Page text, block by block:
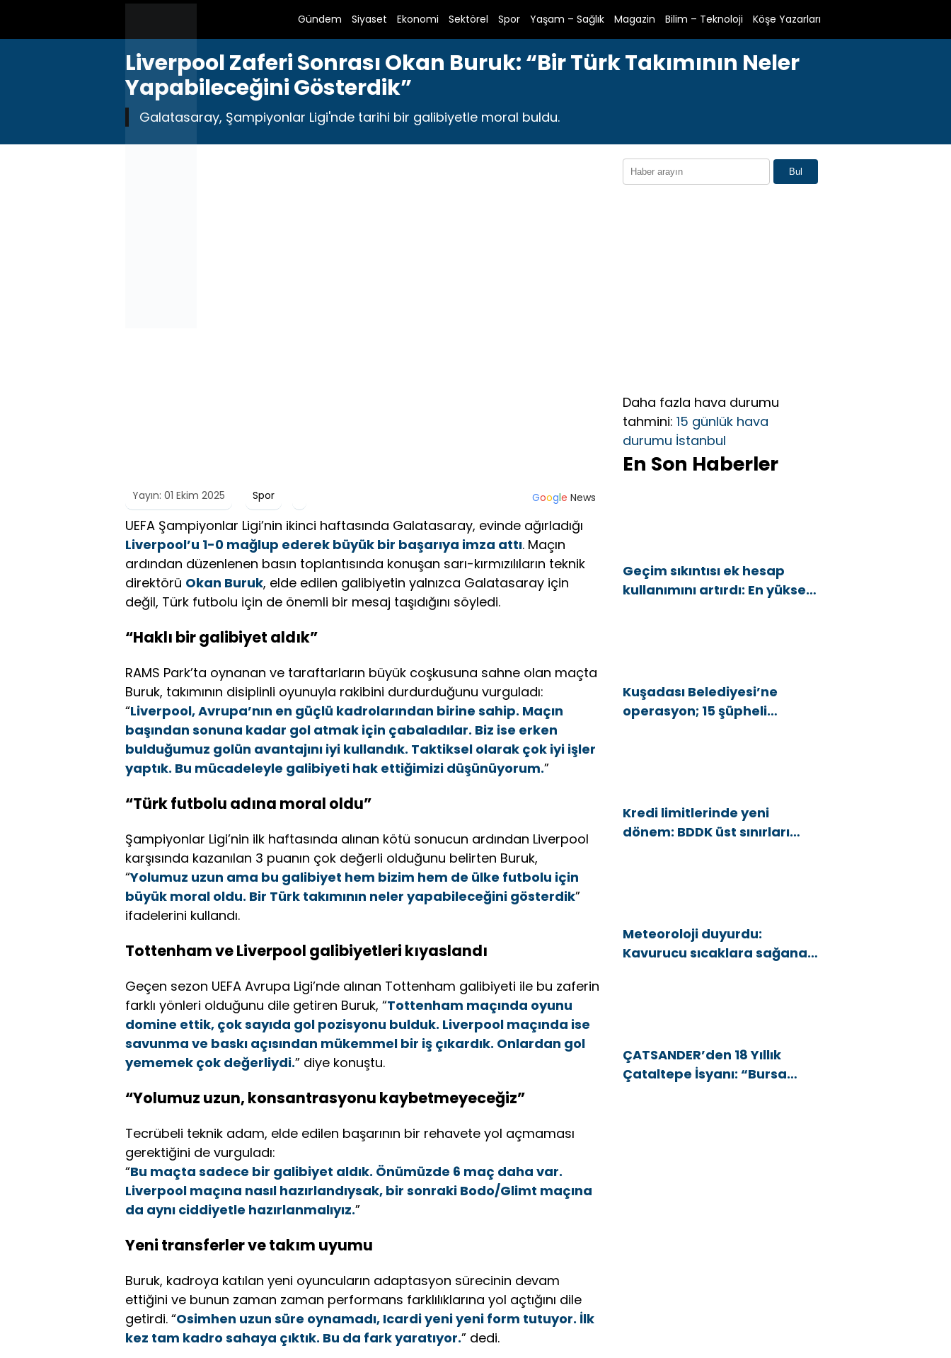
Gündem Siyaset Ekonomi Sektörel Spor Yaşam – Sağlık Magazin Bilim – Teknoloji Köşe Yazarları
Liverpool Zaferi Sonrası Okan Buruk: “Bir Türk Takımının Neler
Yapabileceğini Gösterdik”
Galatasaray, Şampiyonlar Ligi'nde tarihi bir galibiyetle moral buldu.
Yayın: 01 Ekim 2025 Spor Google News
UEFA Şampiyonlar Ligi’nin ikinci haftasında Galatasaray, evinde ağırladığı
Liverpool’u 1-0 mağlup ederek büyük bir başarıya imza attı. Maçın
ardından düzenlenen basın toplantısında konuşan sarı-kırmızılıların teknik
direktörü Okan Buruk, elde edilen galibiyetin yalnızca Galatasaray için
değil, Türk futbolu için de önemli bir mesaj taşıdığını söyledi.
“Haklı bir galibiyet aldık”
RAMS Park’ta oynanan ve taraftarların büyük coşkusuna sahne olan maçta
Buruk, takımının disiplinli oyunuyla rakibini durdurduğunu vurguladı:
“Liverpool, Avrupa’nın en güçlü kadrolarından birine sahip. Maçın
başından sonuna kadar gol atmak için çabaladılar. Biz ise erken
bulduğumuz golün avantajını iyi kullandık. Taktiksel olarak çok iyi işler
yaptık. Bu mücadeleyle galibiyeti hak ettiğimizi düşünüyorum.”
“Türk futbolu adına moral oldu”
Şampiyonlar Ligi’nin ilk haftasında alınan kötü sonucun ardından Liverpool
karşısında kazanılan 3 puanın çok değerli olduğunu belirten Buruk,
“Yolumuz uzun ama bu galibiyet hem bizim hem de ülke futbolu için
büyük moral oldu. Bir Türk takımının neler yapabileceğini gösterdik”
ifadelerini kullandı.
Tottenham ve Liverpool galibiyetleri kıyaslandı
Geçen sezon UEFA Avrupa Ligi’nde alınan Tottenham galibiyeti ile bu zaferin
farklı yönleri olduğunu dile getiren Buruk, “Tottenham maçında oyunu
domine ettik, çok sayıda gol pozisyonu bulduk. Liverpool maçında ise
savunma ve baskı açısından mükemmel bir iş çıkardık. Onlardan gol
yememek çok değerliydi.” diye konuştu.
“Yolumuz uzun, konsantrasyonu kaybetmeyeceğiz”
Tecrübeli teknik adam, elde edilen başarının bir rehavete yol açmaması
gerektiğini de vurguladı:
“Bu maçta sadece bir galibiyet aldık. Önümüzde 6 maç daha var.
Liverpool maçına nasıl hazırlandıysak, bir sonraki Bodo/Glimt maçına
da aynı ciddiyetle hazırlanmalıyız.”
Yeni transferler ve takım uyumu
Buruk, kadroya katılan yeni oyuncuların adaptasyon sürecinin devam
ettiğini ve bunun zaman zaman performans farklılıklarına yol açtığını dile
getirdi. “Osimhen uzun süre oynamadı, Icardi yeni yeni form tutuyor. İlk
kez tam kadro sahaya çıktık. Bu da fark yaratıyor.” dedi.
Bul
Daha fazla hava durumu
tahmini: 15 günlük hava
durumu İstanbul
En Son Haberler
Geçim sıkıntısı ek hesap
kullanımını artırdı: En yüksek
Kuşadası Belediyesi’ne
operasyon; 15 şüpheli
Kredi limitlerinde yeni
dönem: BDDK üst sınırları
Meteoroloji duyurdu:
Kavurucu sıcaklara sağanak
ÇATSANDER’den 18 Yıllık
Çataltepe İsyanı: “Bursa